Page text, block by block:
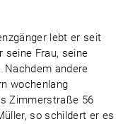
lebt er seit
seine Frau, seine
Nachdem andere
wochenlang
Zimmerstraße 56
so schildert er es